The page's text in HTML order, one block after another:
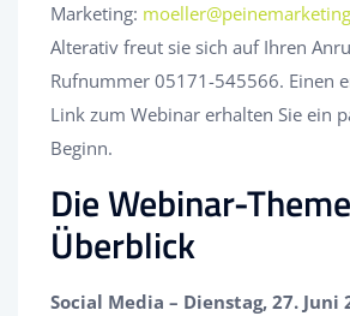
Marketing:
Alterativ freut sie sich auf Ihren
Rufnummer 05171-545566. Einen
Link zum Webinar erhalten Sie ein
Beginn.
Die Webinar-
Überblick
Social Media – Dienstag, 27. Juni